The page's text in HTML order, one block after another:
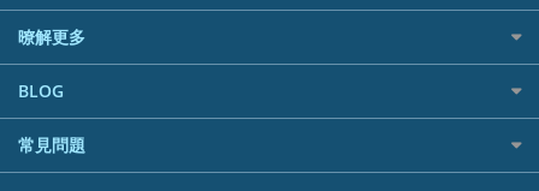
電影優惠
網購優惠
美食餐廳優惠
機場接送優惠
優質客戶貸款
既有客戶貸款
低手續費貸款
小額借款
循環貸款
寵物險
數位存款帳戶
美元定存
銀行與合作機構列表
銀行客服電話
暸解更多
加入我們
訂閱電子報
媒體聯絡
聯盟行銷
BLOG
專欄文章
常見問題